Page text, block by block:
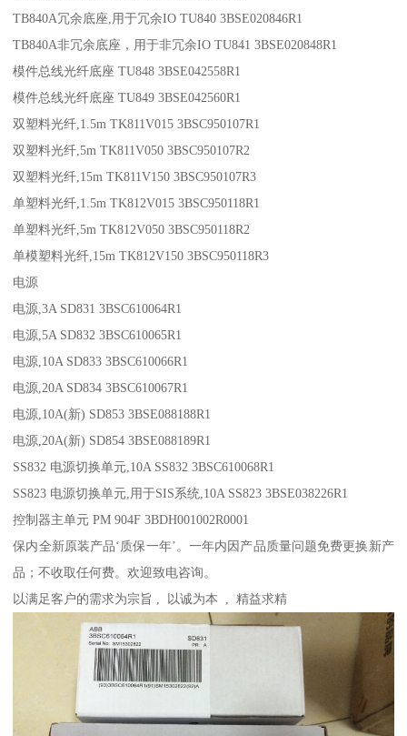
TB840A冗余底座,用于冗余IO TU840 3BSE020846R1
TB840A非冗余底座，用于非冗余IO TU841 3BSE020848R1
模件总线光纤底座 TU848 3BSE042558R1
模件总线光纤底座 TU849 3BSE042560R1
双塑料光纤,1.5m TK811V015 3BSC950107R1
双塑料光纤,5m TK811V050 3BSC950107R2
双塑料光纤,15m TK811V150 3BSC950107R3
单塑料光纤,1.5m TK812V015 3BSC950118R1
单塑料光纤,5m TK812V050 3BSC950118R2
单模塑料光纤,15m TK812V150 3BSC950118R3
电源
电源,3A SD831 3BSC610064R1
电源,5A SD832 3BSC610065R1
电源,10A SD833 3BSC610066R1
电源,20A SD834 3BSC610067R1
电源,10A(新) SD853 3BSE088188R1
电源,20A(新) SD854 3BSE088189R1
SS832 电源切换单元,10A SS832 3BSC610068R1
SS823 电源切换单元,用于SIS系统,10A SS823 3BSE038226R1
控制器主单元 PM 904F 3BDH001002R0001
保内全新原装产品‘质保一年’。一年内因产品质量问题免费更换新产
品；不收取任何费。欢迎致电咨询。
以满足客户的需求为宗旨 , 以诚为本 , 精益求精